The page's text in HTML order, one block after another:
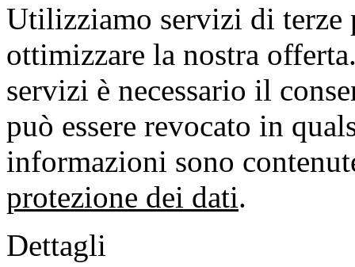
Utilizziamo servizi di terze
ottimizzare la nostra
servizi è necessario il
può essere revocato in
informazioni sono
protezione dei dati.
Dettagli